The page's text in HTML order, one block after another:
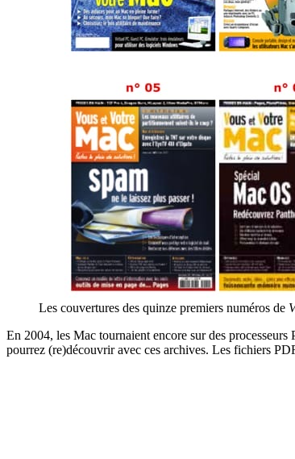
Les couvertures des quinze premiers numéros de
En 2004, les Mac tournaient encore sur des
pourrez (re)découvrir avec ces archives. Les fichiers